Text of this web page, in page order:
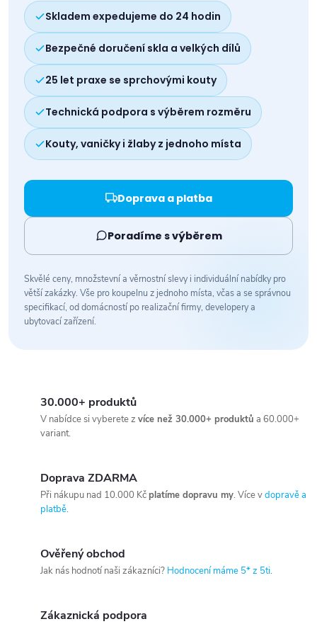
Skladem expedujeme do 24 hodin
Bezpečné doručení skla a velkých dílů
25 let praxe se sprchovými kouty
Technická podpora s výběrem rozměru
Kouty, vaničky i žlaby z jednoho místa
Doprava a platba
Poradíme s výběrem
Skvělé ceny, množstevní a věrnostní slevy i individuální nabídky pro
větší zakázky. Vše pro koupelnu z jednoho místa, včas a se správnou
specifikací, od domácností po realizační firmy, developery a
ubytovací zařízení.
30.000+ produktů
V nabídce si vyberete z více než 30.000+ produktů a 60.000+
variant.
Doprava ZDARMA
Při nákupu nad 10.000 Kčplatíme dopravu my. Více vdopravě a
platbě.
Ověřený obchod
Jak nás hodnotí naši zákazníci? Hodnocení máme 5* z 5ti.
Zákaznická podpora